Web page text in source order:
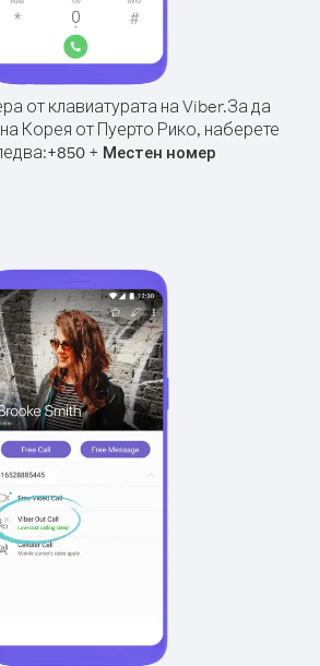
от клавиатурата на Viber.За да
Корея от Пуерто Рико, наберете
+850+ Местен номер